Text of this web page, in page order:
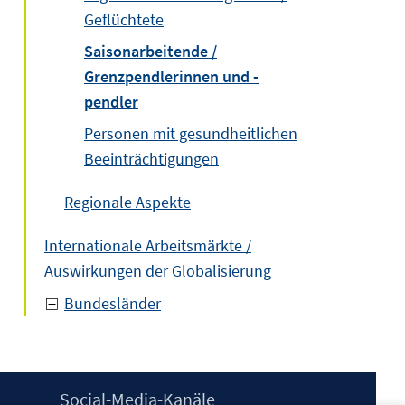
Geflüchtete
Saisonarbeitende /
Grenzpendlerinnen und -
pendler
Personen mit gesundheitlichen
Beeinträchtigungen
Regionale Aspekte
Internationale Arbeitsmärkte /
Auswirkungen der Globalisierung
Bundesländer
Social-Media-Kanäle